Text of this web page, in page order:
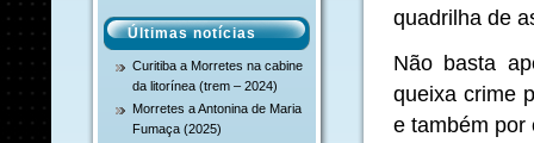
Últimas notícias
Curitiba a Morretes na cabine
da litorínea (trem – 2024)
Morretes a Antonina de Maria
Fumaça (2025)
quadrilha de
Não basta
queixa crime
e também por